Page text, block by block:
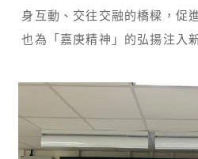
身互動、交往交融的橋樑，促
也為「嘉庚精神」的弘揚注入